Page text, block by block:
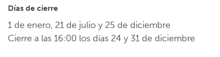
Días de cierre
1 de enero, 21 de julio y 25 de diciembre
Cierre a las 16:00 los días 24 y 31 de diciembre